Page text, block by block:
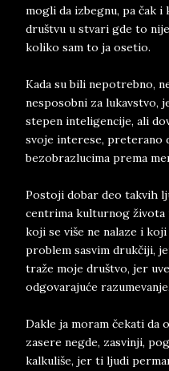
mogli da izbegnu, pa čak i
društvu u stvari gde to
koliko sam to ja osetio.
Kada su bili nepotrebno,
nesposobni za lukavstvo,
stepen inteligencije, ali
svoje interese, preterano
bezobrazlucima prema
Postoji dobar deo takvih
centrima kulturnog života
koji se više ne nalaze i
problem sasvim drukčiji,
traže moje društvo, jer
odgovarajuće
Dakle ja moram čekati da
zasere negde, zasvinji,
kalkuliše, jer ti ljudi